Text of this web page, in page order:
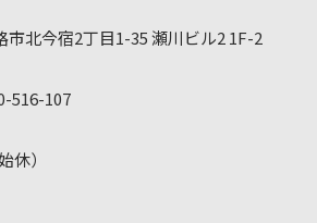
市北今宿2丁目1-35 瀬川ビル2 1F-2
516-107
休）